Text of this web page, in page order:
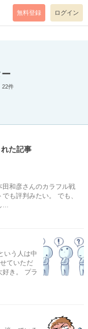
level=notice
無料登録 ログイン
22件
た記事
和彦さんのカラフル戦
も評判みたい。 でも、
いう人は中
ていただ
好き。 プラ